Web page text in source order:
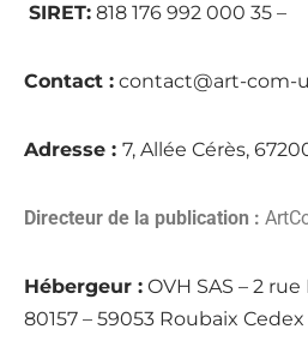
SIRET: 818 176 992 000 35 –
Contact : contact@art-com-
Adresse : 7, Allée Cérès,
Directeur de la publication :
Hébergeur : OVH SAS – 2
80157 – 59053 Roubaix